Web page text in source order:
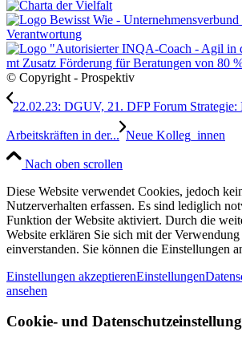
© Copyright - Prospektiv
22.02.23: DGUV, 21. DFP Forum
Arbeitskräften in der... Neue Kolleg_innen
Nach oben scrollen
Diese Website verwendet Cookies, jedoch
Nutzerverhalten erfassen. Es sind lediglich
Funktion der Website aktiviert. Durch die
Website erklären Sie sich mit der
einverstanden. Sie können die Einstellungen
Einstellungen akzeptierenEinstellungen
ansehen
Cookie- und